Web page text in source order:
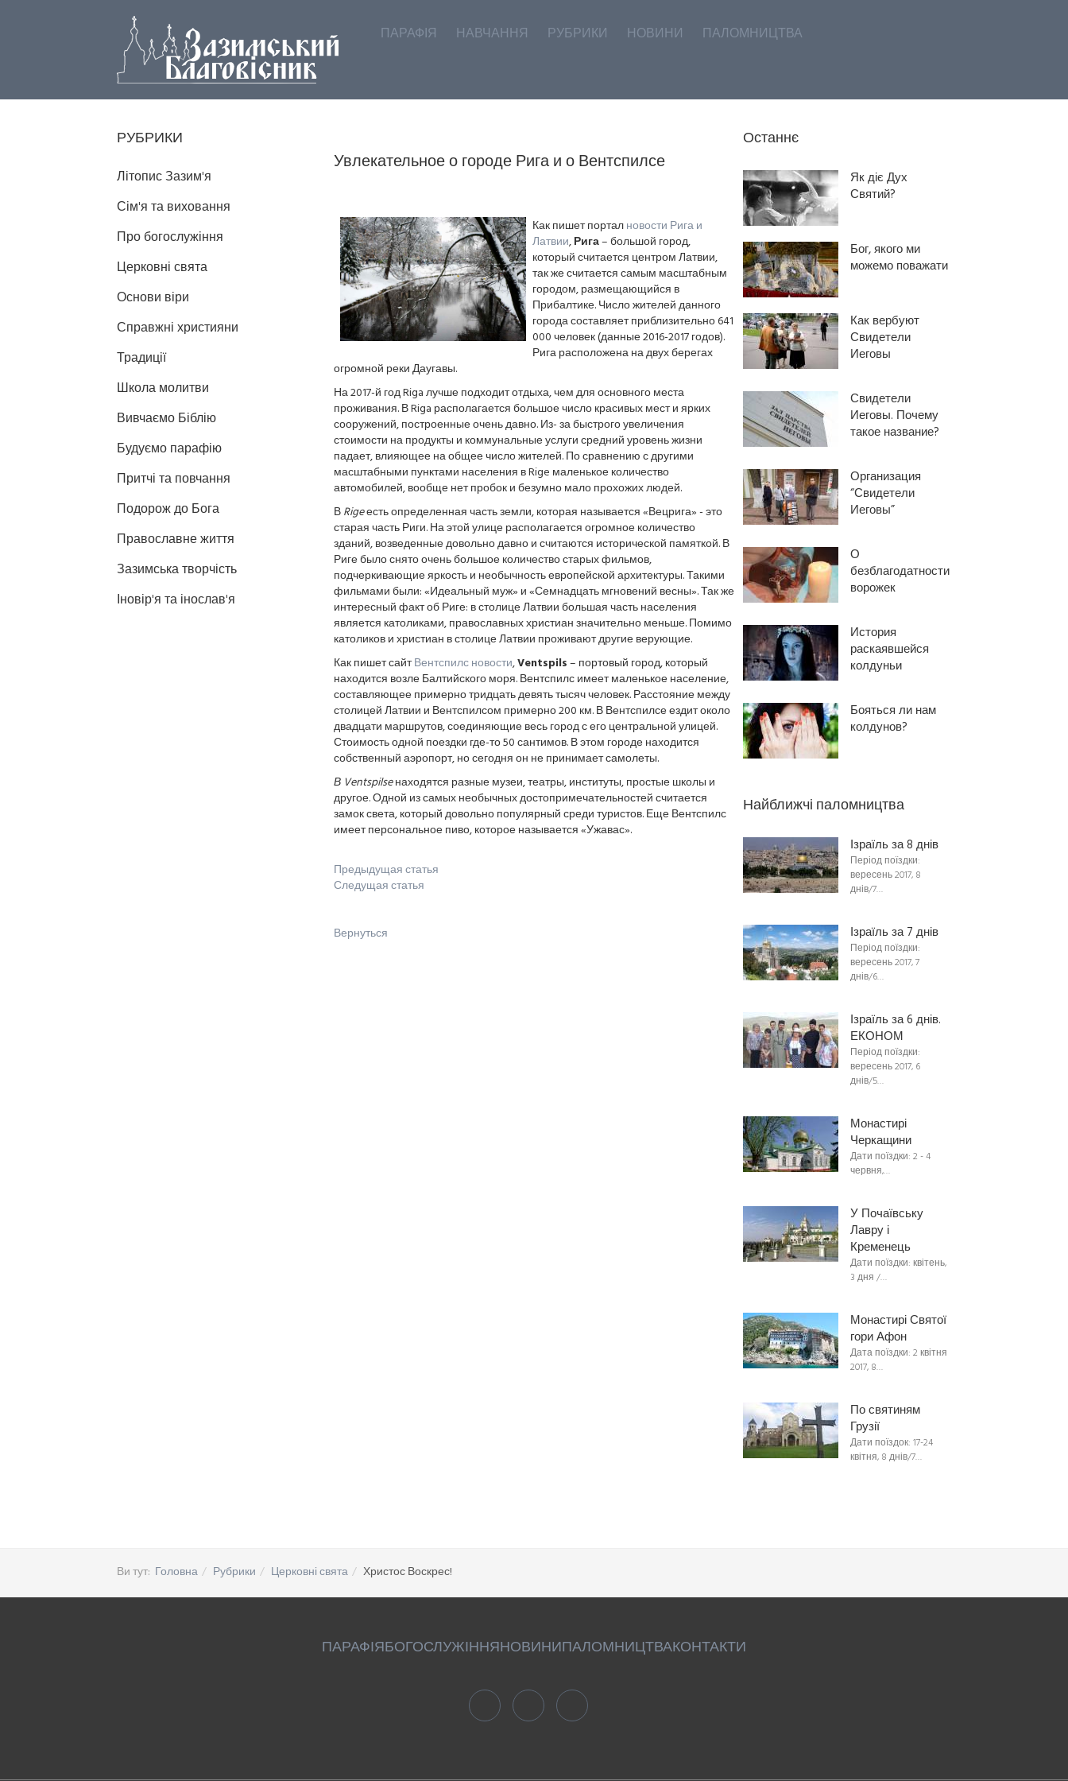
ПАРАФІЯ НАВЧАННЯ РУБРИКИ НОВИНИ ПАЛОМНИЦТВА
Увлекательное о городе Рига и о Вентспилсе
Как пишет порталновости Рига и
Латвии,Рига– большой город,
который считается центром Латвии,
так же считается самым масштабным
городом, размещающийся в
Прибалтике. Число жителей данного
города составляет приблизительно 641
000 человек (данные 2016-2017 годов).
Рига расположена на двух берегах
огромной реки Даугавы.
На 2017-й год Riga лучше подходит отдыха, чем для основного места
проживания. В Riga располагается большое число красивых мест и ярких
сооружений, построенные очень давно. Из- за быстрого увеличения
стоимости на продукты и коммунальные услуги средний уровень жизни
падает, влияющее на общее число жителей. По сравнению с другими
масштабными пунктами населения в Rige маленькое количество
автомобилей, вообще нет пробок и безумно мало прохожих людей.
ВRigeесть определенная часть земли, которая называется «Вецрига» - это
старая часть Риги. На этой улице располагается огромное количество
зданий, возведенные довольно давно и считаются исторической памяткой. В
Риге было снято очень большое количество старых фильмов,
подчеркивающие яркость и необычность европейской архитектуры. Такими
фильмами были: «Идеальный муж» и «Семнадцать мгновений весны». Так же
интересный факт об Риге: в столице Латвии большая часть населения
является католиками, православных христиан значительно меньше. Помимо
католиков и христиан в столице Латвии проживают другие верующие.
Как пишет сайтВентспилс новости,Ventspils– портовый город, который
находится возле Балтийского моря. Вентспилс имеет маленькое население,
составляющее примерно тридцать девять тысяч человек. Расстояние между
столицей Латвии и Вентспилсом примерно 200 км. В Вентспилсе ездит около
двадцати маршрутов, соединяющие весь город с его центральной улицей.
Стоимость одной поездки где-то 50 сантимов. В этом городе находится
собственный аэропорт, но сегодня он не принимает самолеты.
В Ventspilseнаходятся разные музеи, театры, институты, простые школы и
другое. Одной из самых необычных достопримечательностей считается
замок света, который довольно популярный среди туристов. Еще Вентспилс
имеет персональное пиво, которое называется «Ужавас».
Предыдущая статья
Следущая статья
Вернуться
РУБРИКИ
Літопис Зазим'я
Сім'я та виховання
Про богослужіння
Церковні свята
Основи віри
Справжні християни
Традиції
Школа молитви
Вивчаємо Біблію
Будуємо парафію
Притчі та повчання
Подорож до Бога
Православне життя
Зазимська творчість
Іновір'я та інослав'я
Останнє
Як діє Дух
Святий?
Бог, якого ми
можемо поважати
Как вербуют
Свидетели
Иеговы
Свидетели
Иеговы. Почему
такое название?
Организация
“Свидетели
Иеговы”
О
безблагодатности
ворожек
История
раскаявшейся
колдуньи
Бояться ли нам
колдунов?
Найближчі паломництва
Ізраїль за 8 днів
Період поїздки:
вересень 2017, 8
днів/7…
Ізраїль за 7 днів
Період поїздки:
вересень 2017, 7
днів/6…
Ізраїль за 6 днів.
ЕКОНОМ
Період поїздки:
вересень 2017, 6
днів/5…
Монастирі
Черкащини
Дати поїздки: 2 - 4
червня,…
У Почаївську
Лавру і
Кременець
Дати поїздки: квітень,
3 дня /…
Монастирі Святої
гори Афон
Дата поїздки: 2 квітня
2017, 8…
По святиням
Грузії
Дати поїздок: 17-24
квітня, 8 днів/7…
Ви тут: Головна Рубрики Церковні свята Христос Воскрес!
ПАРАФІЯБОГОСЛУЖІННЯНОВИНИПАЛОМНИЦТВАКОНТАКТИ